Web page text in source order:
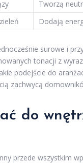
Tworzą
Dodają
surowe i
tonacji z
podejście do
zachwycą
do
przede wszystkim